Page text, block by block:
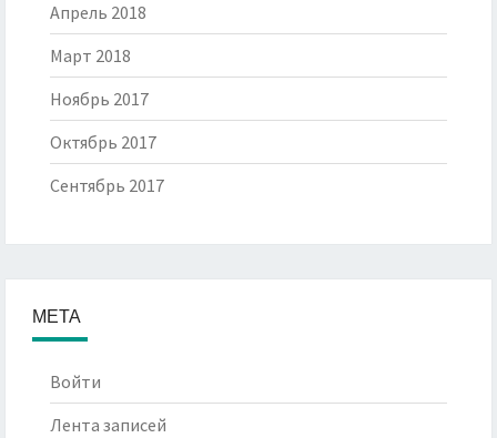
Апрель 2018
Март 2018
Ноябрь 2017
Октябрь 2017
Сентябрь 2017
МЕТА
Войти
Лента записей